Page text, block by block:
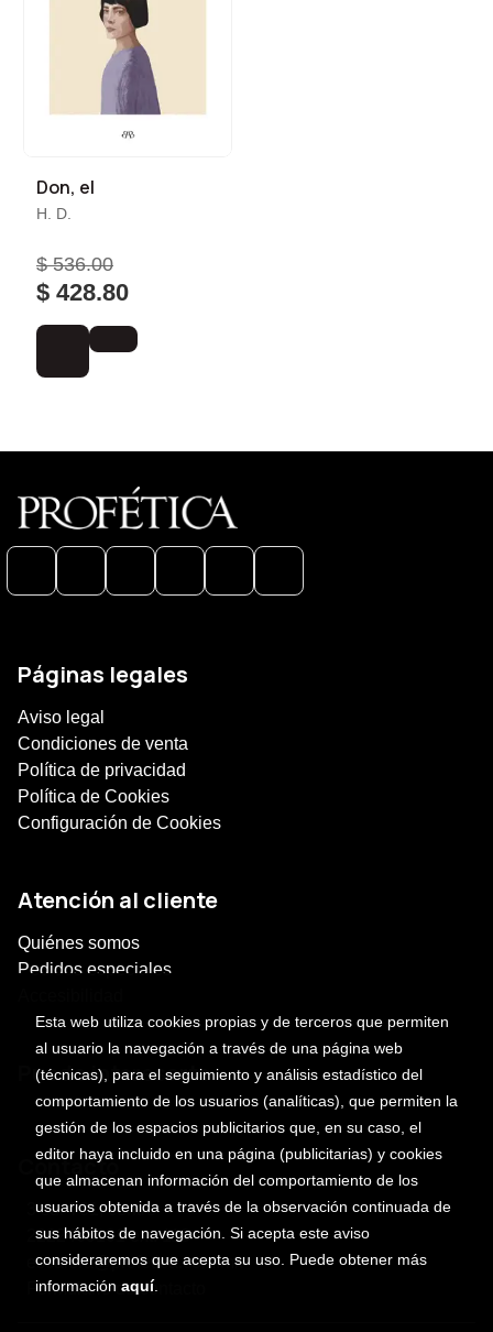
Don, el
H. D.
$ 536.00
$ 428.80
Páginas legales
Aviso legal
Condiciones de venta
Política de privacidad
Política de Cookies
Configuración de Cookies
Atención al cliente
Quiénes somos
Pedidos especiales
Puede interesarte
Contacto
3 sur 701, centro
2222469101 ext. 118
escalera@profetica.com.mx
Formulario de contacto
Esta web utiliza cookies propias y de terceros que permiten
al usuario la navegación a través de una página web
(técnicas), para el seguimiento y análisis estadístico del
comportamiento de los usuarios (analíticas), que permiten la
gestión de los espacios publicitarios que, en su caso, el
editor haya incluido en una página (publicitarias) y cookies
que almacenan información del comportamiento de los
usuarios obtenida a través de la observación continuada de
sus hábitos de navegación. Si acepta este aviso
consideraremos que acepta su uso. Puede obtener más
información aquí.